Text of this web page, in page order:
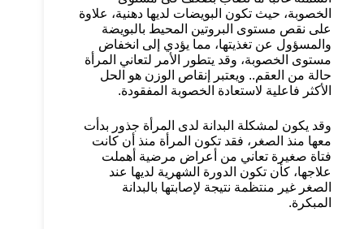
الخصوبة، حيث تكون البويضات لديها دهنية، علاوة
على نقص مستوى البروتين المحيط بالبويضة
والمسؤول عن تغذيتها، مما يؤدي إلى انخفاض
مستوى الخصوبة، وقد يتطور الأمر لتعاني المرأة
حالة من العقم.. ويعتبر إنقاص الوزن هو الحل
الأكثر فاعلية لاستعادة الخصوبة المفقودة.
وقد يكون لمشكلة البدانة لدى المرأة جذور بدأت
معها منذ الصغر، فقد تكون المرأة منذ أن كانت
فتاة صغيرة تعاني من أعراض مرضية أهملت
علاجها، كأن تكون الدورة الشهرية لديها عند
الصغر غير منتظمة نتيجة لإصابتها بالبدانة
المبكرة.